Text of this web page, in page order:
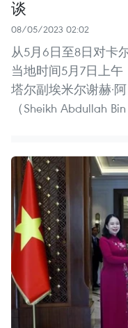
谈
08/05/2023 02:02
从5月6日至8日对卡
当地时间5月7日上
塔尔副埃米尔谢赫·
（Sheikh Abdullah